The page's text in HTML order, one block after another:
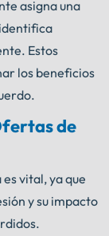
asigna una
Estos
los beneficios
de
vital, ya que
y su impacto